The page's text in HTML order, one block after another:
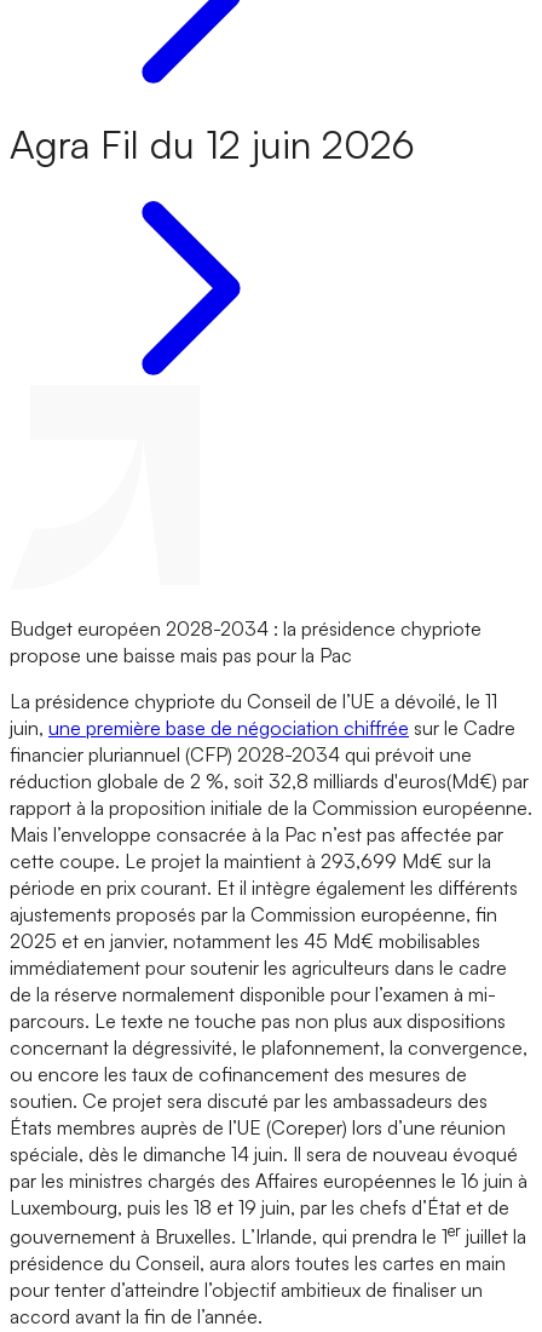
Agra Fil du 12 juin 2026
Budget européen 2028-2034 : la présidence chypriote
propose une baisse mais pas pour la Pac
La présidence chypriote du Conseil de l’UE a dévoilé, le 11
juin, une première base de négociation chiffrée sur le Cadre
financier pluriannuel (CFP) 2028-2034 qui prévoit une
réduction globale de 2 %, soit 32,8 milliards d'euros(Md€) par
rapport à la proposition initiale de la Commission européenne.
Mais l’enveloppe consacrée à la Pac n’est pas affectée par
cette coupe. Le projet la maintient à 293,699 Md€ sur la
période en prix courant. Et il intègre également les différents
ajustements proposés par la Commission européenne, fin
2025 et en janvier, notamment les 45 Md€ mobilisables
immédiatement pour soutenir les agriculteurs dans le cadre
de la réserve normalement disponible pour l’examen à mi-
parcours. Le texte ne touche pas non plus aux dispositions
concernant la dégressivité, le plafonnement, la convergence,
ou encore les taux de cofinancement des mesures de
soutien. Ce projet sera discuté par les ambassadeurs des
États membres auprès de l’UE (Coreper) lors d’une réunion
spéciale, dès le dimanche 14 juin. Il sera de nouveau évoqué
par les ministres chargés des Affaires européennes le 16 juin à
Luxembourg, puis les 18 et 19 juin, par les chefs d’État et de
gouvernement à Bruxelles. L’Irlande, qui prendra le 1er juillet la
présidence du Conseil, aura alors toutes les cartes en main
pour tenter d’atteindre l’objectif ambitieux de finaliser un
accord avant la fin de l’année.